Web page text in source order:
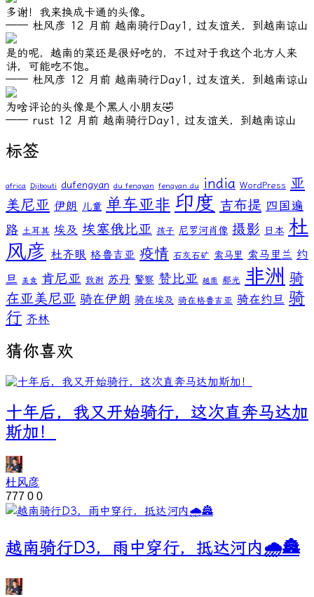
多谢！我来换成卡通的头像。
—— 杜风彦 12 月前 越南骑行Day1, 过友谊关，到越南谅山
是的呢，越南的菜还是很好吃的，不过对于我这个北方人来
讲，可能吃不饱。
—— 杜风彦 12 月前 越南骑行Day1, 过友谊关，到越南谅山
为啥评论的头像是个黑人小朋友🤣
—— rust 12 月前 越南骑行Day1, 过友谊关，到越南谅山
标签
africa Djibouti dufengyan du fengyan fengyan du india WordPress 亚
美尼亚 伊朗 儿童 单车亚非 印度 吉布提 四国遍
路 土耳其 埃及 埃塞俄比亚 孩子 尼罗河肖像 摄影 日本 杜
风彦 杜齐眼 格鲁吉亚 疫情 石灰石矿 索马里 索马里兰 约
旦
美食 肯尼亚 致谢 苏丹 警察 赞比亚 越南 郗光 非洲 骑
在亚美尼亚 骑在伊朗 骑在埃及 骑在格鲁吉亚 骑在约旦 骑
行 齐林
猜你喜欢
十年后，我又开始骑行，这次直奔马达加
斯加！
杜风彦
777 0 0
越南骑行D3，雨中穿行，抵达河内🌧️🏯